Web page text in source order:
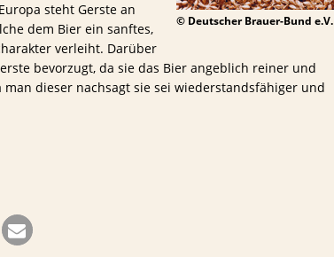
© Deutscher Brauer-Bund e.V.
steht Gerste an
dem Bier ein sanftes,
verleiht. Darüber
bevorzugt, da sie das Bier angeblich reiner und
dieser nachsagt sie sei wiederstandsfähiger und